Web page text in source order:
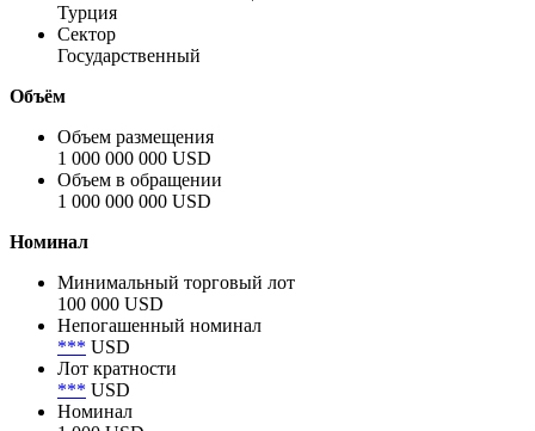
Турция
Сектор
Государственный
Объём
Объем размещения
1 000 000 000 USD
Объем в обращении
1 000 000 000 USD
Номинал
Минимальный торговый лот
100 000 USD
Непогашенный номинал
*** USD
Лот кратности
*** USD
Номинал